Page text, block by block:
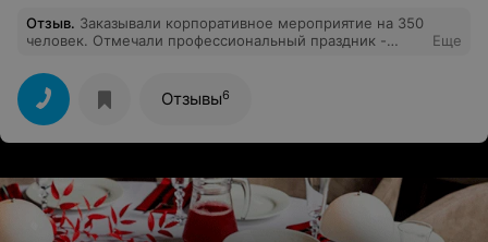
Отзыв. Заказывали корпоративное мероприятие на 350
человек. Отмечали профессиональный праздник -
праздничный концерт, банкетная и развлекательная
программа. Выражаем слова благодарности за
профессионализм, оперативность, индивидуальный
подход и замечательное настроение. Очень
понравилась коммуникация с ребятами. Было такое
Рекомендую!
Еще
Отзывы6